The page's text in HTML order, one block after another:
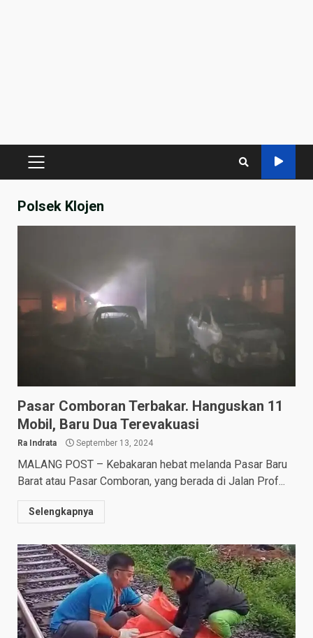
PRIMARY
Polsek Klojen
Pasar Comboran Terbakar. Hanguskan 11
Mobil, Baru Dua Terevakuasi
Ra Indrata September 13, 2024
MALANG POST – Kebakaran hebat melanda Pasar Baru
Barat atau Pasar Comboran, yang berada di Jalan Prof...
Selengkapnya